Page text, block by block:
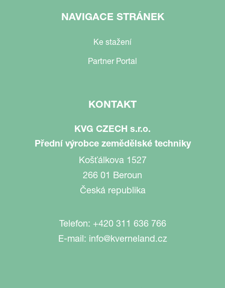
NAVIGACE STRÁNEK
Ke stažení
Partner Portal
KONTAKT
KVG CZECH s.r.o.
Přední výrobce zemědělské techniky
Košťálkova 1527
266 01 Beroun
Česká republika
Telefon: +420 311 636 766
E-mail: info@kverneland.cz